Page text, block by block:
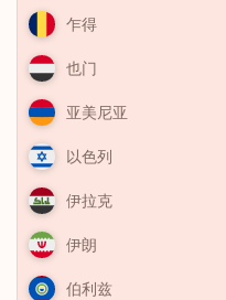
乍得
也门
亚美尼亚
以色列
伊拉克
伊朗
伯利兹